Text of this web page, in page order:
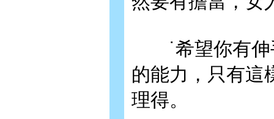
˙希望你有伸
的能力，只有這
理得。